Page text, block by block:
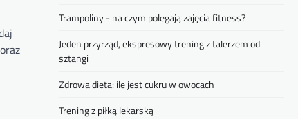
Trampoliny - na czym polegają zajęcia fitness?
Jeden przyrząd, ekspresowy trening z talerzem od
sztangi
Zdrowa dieta: ile jest cukru w owocach
Trening z piłką lekarską